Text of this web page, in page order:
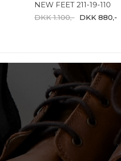
NEW FEET 211-19-110
DKK 1.100,- DKK 880,-